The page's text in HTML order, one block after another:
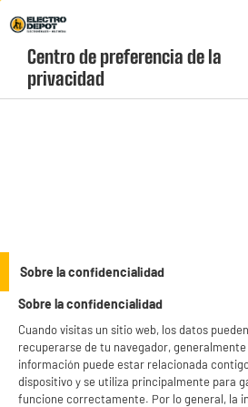
Menú
COMPROMISOS DE
COMBATIR LA
Centro de preferencia de la
privacidad
Sobre la confidencialidad
Sobre la confidencialidad
Cuando visitas un sitio web, los datos
recuperarse de tu navegador,
información puede estar relacionada
dispositivo y se utiliza principalmente para
funcione correctamente. Por lo general, la